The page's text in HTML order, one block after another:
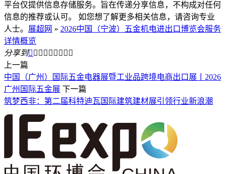
平台仅提供信息存储服务。旨在传递分享信息，不构成对任何
信息的推荐或认可。 如您想了解更多相关信息，请咨询专业
人士。 展超网 » 2026中国（宁波）五金机电进出口博览会服务
详情概览
分享到        
上一篇
中国（广州）国际五金电器展暨工业品跨境电商出口展丨2026
广州国际五金展 下一篇
筑梦西非：第二届科特迪瓦国际建筑建材展引领行业新浪潮